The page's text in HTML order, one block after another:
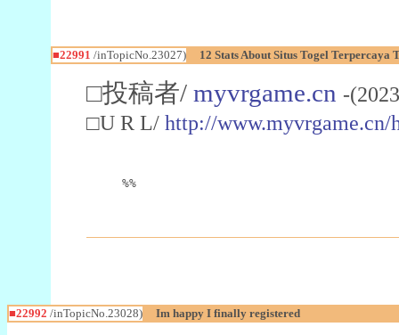
■22991 /inTopicNo.23027) 12 Stats About Situs Togel Terpercaya
□投稿者/ myvrgame.cn -
□U R L/ http://www.myvrgame.cn/
%%
■22992 /inTopicNo.23028) Im happy I finally registered